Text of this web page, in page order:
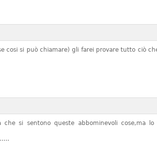
cosi si può chiamare) gli farei provare tutto ciò
che si sentono queste abbominevoli cose,ma